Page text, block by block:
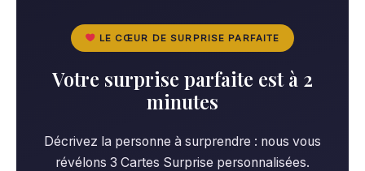
LE CŒUR DE SURPRISE PARFAITE
Votre surprise parfaite est à 2
minutes
Décrivez la personne à surprendre : nous vous
révélons 3 Cartes Surprise personnalisées.